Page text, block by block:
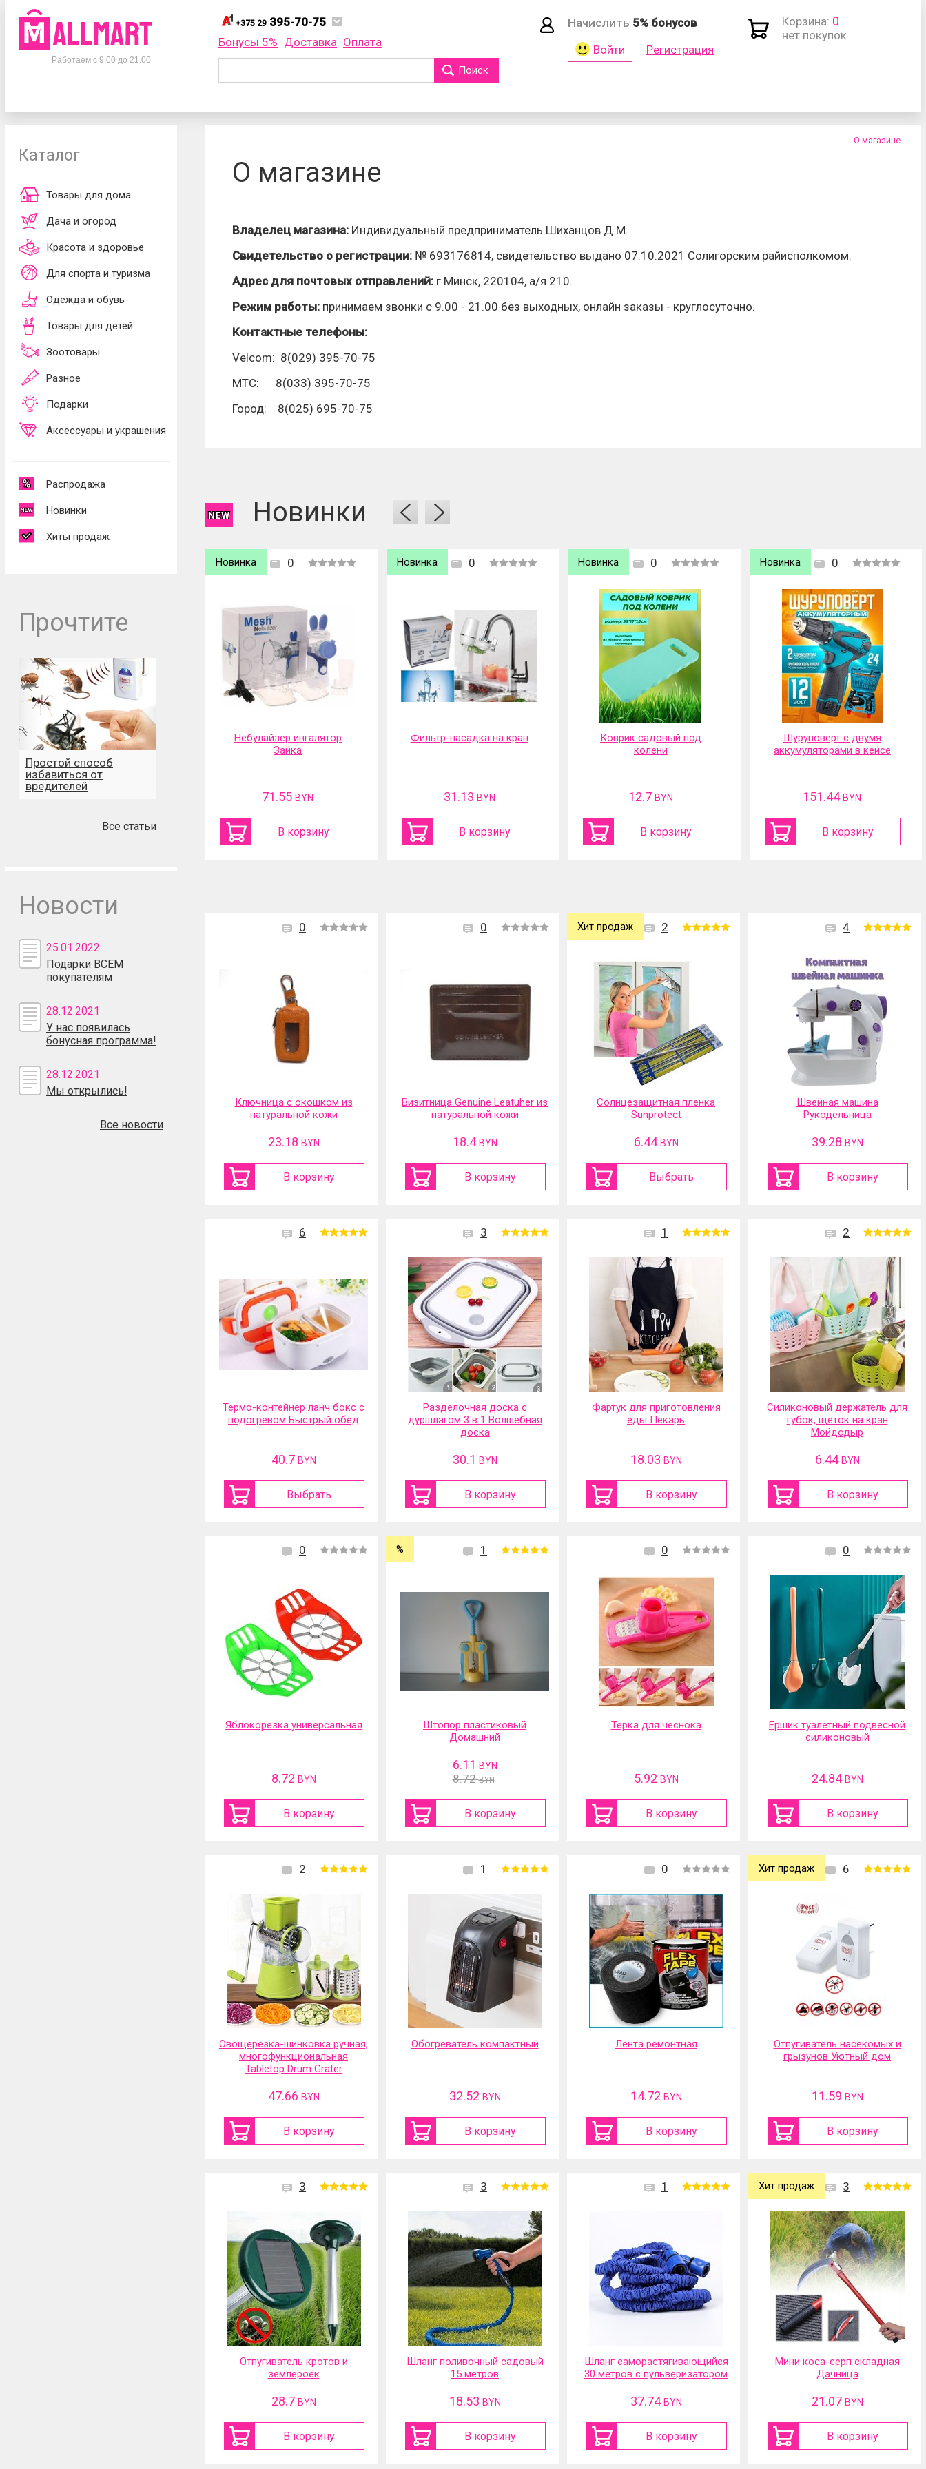
Телефоны
+375 33395-70-75
Работаем с 9.00 до 21.00
+375 29 395-70-75
+375 29 395-70-75
395-70-75
обработки личных данныхи
принимаюдоговора оферты
Бонусы 5% Доставка Оплата
Поиск
Забыли пароль?
Начислить 5% бонусов
Войти
Регистрация
Корзина: 0
нет покупок
Каталог
Товары для дома
Дача и огород
Красота и здоровье
Для спорта и туризма
Одежда и обувь
Товары для детей
Зоотовары
Разное
Подарки
Аксессуары и украшения
Распродажа
Новинки
Хиты продаж
Прочтите
Простой способ
избавиться от
вредителей
Все статьи
Новости
25.01.2022
Подарки ВСЕМ
покупателям
28.12.2021
У нас появилась
бонусная программа!
28.12.2021
Мы открылись!
Все новости
О магазине
О магазине
Владелец магазина: Индивидуальный предприниматель Шиханцов Д.М.
Свидетельство о регистрации: № 693176814, свидетельство выдано 07.10.2021 Солигорским райисполкомом.
Адрес для почтовых отправлений: г.Минск, 220104, а/я 210.
Режим работы: принимаем звонки с 9.00 - 21.00 без выходных, онлайн заказы - круглосуточно.
Контактные телефоны:
Velcom: 8(029) 395-70-75
МТС: 8(033) 395-70-75
Город: 8(025) 695-70-75
Новинки
Электрическая сушилка для
обуви и перчаток 360
градусов и таймер
В корзину
0
Новинка
Небулайзер ингалятор
Зайка
71.55BYN
В корзину
0
Новинка
Фильтр-насадка на кран
31.13 BYN
В корзину
0
Новинка
Коврик садовый под
колени
12.7 BYN
В корзину
0
Новинка
Шуруповерт с двумя
аккумуляторами в кейсе
151.44BYN
В корзину
0
Ключница с окошком из
натуральной кожи
23.18 BYN
В корзину
0
Визитница Genuine Leatuher из
натуральной кожи
18.4 BYN
В корзину
2
Хит продаж
Солнцезащитная пленка
Sunprotect
6.44 BYN
Выбрать
4
Швейная машина
Рукодельница
39.28 BYN
В корзину
6
Термо-контейнер ланч бокс с
подогревом Быстрый обед
40.7 BYN
Выбрать
3
Разделочная доска с
дуршлагом 3 в 1 Волшебная
доска
30.1 BYN
В корзину
1
Фартук для приготовления
еды Пекарь
18.03 BYN
В корзину
2
Силиконовый держатель для
губок, щеток на кран
Мойдодыр
6.44 BYN
В корзину
0
Яблокорезка универсальная
8.72 BYN
В корзину
1
%
Штопор пластиковый
Домашний
6.11 BYN
8.72 BYN
В корзину
0
Терка для чеснока
5.92 BYN
В корзину
0
Ершик туалетный подвесной
силиконовый
24.84 BYN
В корзину
2
Овощерезка-шинковка ручная,
многофункциональная
Tabletop Drum Grater
47.66 BYN
В корзину
1
Обогреватель компактный
32.52 BYN
В корзину
0
Лента ремонтная
14.72 BYN
В корзину
6
Хит продаж
Отпугиватель насекомых и
грызунов Уютный дом
11.59 BYN
В корзину
3
Отпугиватель кротов и
землероек
28.7 BYN
В корзину
3
Шланг поливочный садовый
15 метров
18.53 BYN
В корзину
1
Шланг саморастягивающийся
30 метров с пульверизатором
37.74 BYN
В корзину
3
Хит продаж
Мини коса-серп складная
Дачница
21.07 BYN
В корзину